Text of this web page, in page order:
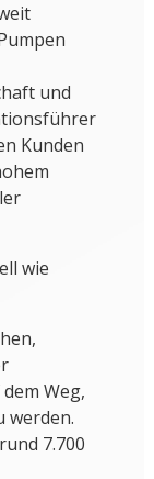
und
Kunden
wie
Weg,
werden.
7.700